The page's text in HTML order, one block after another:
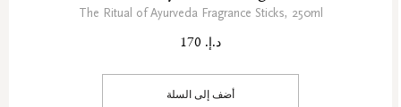
The Ritual of Ayurveda Fragrance Sticks, 250ml
د.إ. 170
أضف إلى السلة